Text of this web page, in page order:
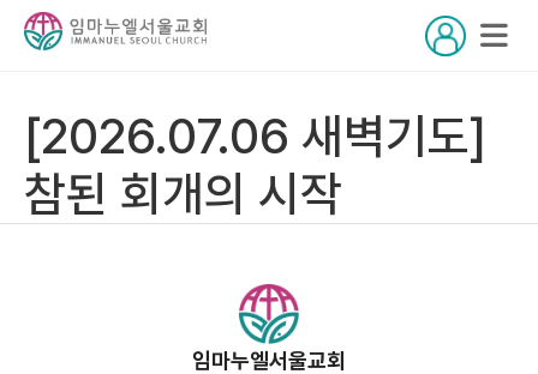
[2026.07.06 새벽기도]
참된 회개의 시작
임마누엘서울교회